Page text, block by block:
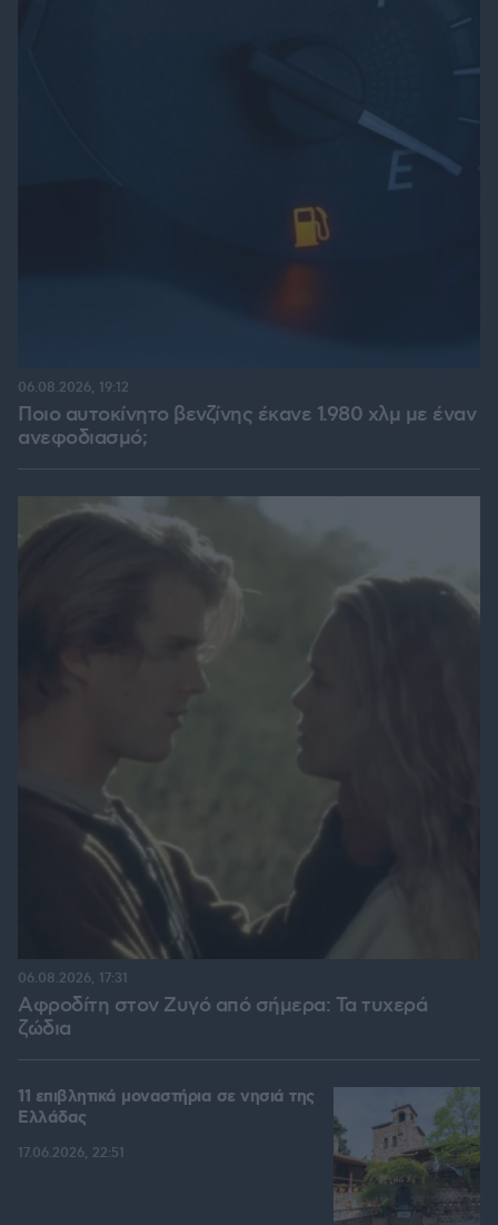
Ποιο αυτοκίνητο βενζίνης έκανε 1.980 χλμ με έναν
ανεφοδιασμό;
06.08.2026, 19:12
Αφροδίτη στον Ζυγό από σήμερα: Τα τυχερά
ζώδια
06.08.2026, 17:31
11 επιβλητικά μοναστήρια σε νησιά της
Ελλάδας
17.06.2026, 22:51